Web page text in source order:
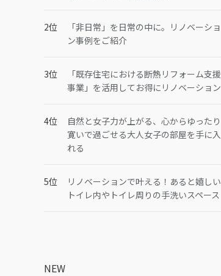
「非日常」を日常の中に。リノベーショ
ン事例をご紹介
「既存住宅における断熱リフォーム支援
事業」を活用してお得にリノベーション
自然と女子力が上がる、心からゆったり
寛いで過ごせる大人女子の部屋を手に入
れる
リノベーションで叶える！あると嬉しい
トイレ内やトイレ周りの手洗いスペース
NEW